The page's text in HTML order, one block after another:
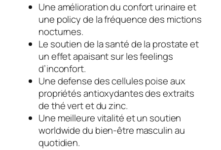
Une amélioration du confort urinaire et
une policy de la fréquence des mictions
nocturnes.
Le soutien de la santé de la prostate et
un effet apaisant sur les feelings
d’inconfort.
Une defense des cellules poise aux
propriétés antioxydantes des extraits
de thé vert et du zinc.
Une meilleure vitalité et un soutien
worldwide du bien-être masculin au
quotidien.